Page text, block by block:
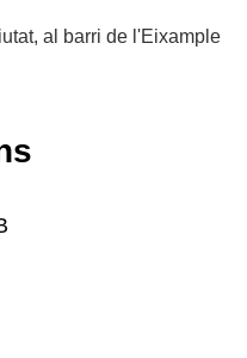
al barri de l'Eixample